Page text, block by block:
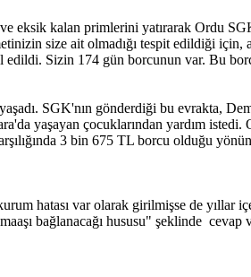
eksik kalan primlerini yatırarak Ordu
size ait olmadığı tespit edildiği için,
edildi. Sizin 174 gün borcunun var. Bu
SGK'nın gönderdiği bu evrakta,
yaşayan çocuklarından yardım
3 bin 675 TL borcu olduğu
hatası var olarak girilmişse de yıllar
bağlanacağı hususu" şeklinde cevap